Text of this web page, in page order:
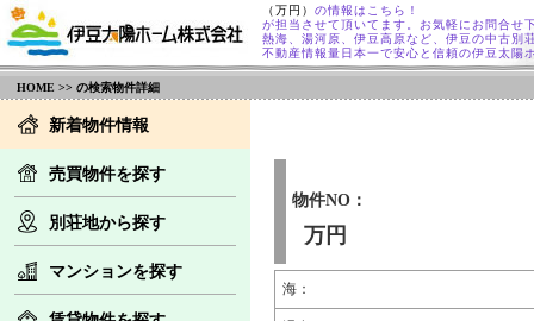
（万円） の情報はこちら！
が担当させて頂いてます。お気軽にお問合せ
熱海、湯河原、伊豆高原など、伊豆の中古別
不動産情報量日本一で安心と信頼の伊豆太陽
HOME >> の検索物件詳細
新着物件情報
売買物件を探す
別荘地から探す
マンションを探す
物件NO：
万円
海：